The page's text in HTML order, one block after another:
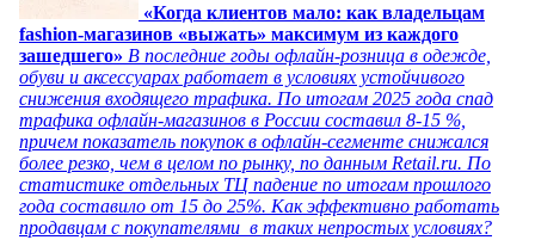
«Когда клиентов мало: как владельцам
fashion-магазинов «выжать» максимум из каждого
зашедшего» В последние годы офлайн-розница в одежде,
обуви и аксессуарах работает в условиях устойчивого
снижения входящего трафика. По итогам 2025 года спад
трафика офлайн-магазинов в России составил 8-15 %,
причем показатель покупок в офлайн-сегменте снижался
более резко, чем в целом по рынку, по данным Retail.ru. По
статистике отдельных ТЦ падение по итогам прошлого
года составило от 15 до 25%. Как эффективно работать
продавцам с покупателями в таких непростых условиях?